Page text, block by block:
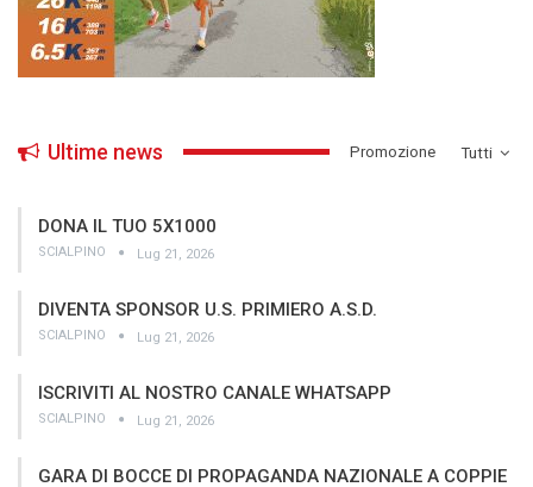
Tutti
Ultime news ­Promozione
DONA IL TUO 5X1000
SCIALPINO Lug 21, 2026
DIVENTA SPONSOR U.S. PRIMIERO A.S.D.
SCIALPINO Lug 21, 2026
ISCRIVITI AL NOSTRO CANALE WHATSAPP
SCIALPINO Lug 21, 2026
GARA DI BOCCE DI PROPAGANDA NAZIONALE A COPPIE